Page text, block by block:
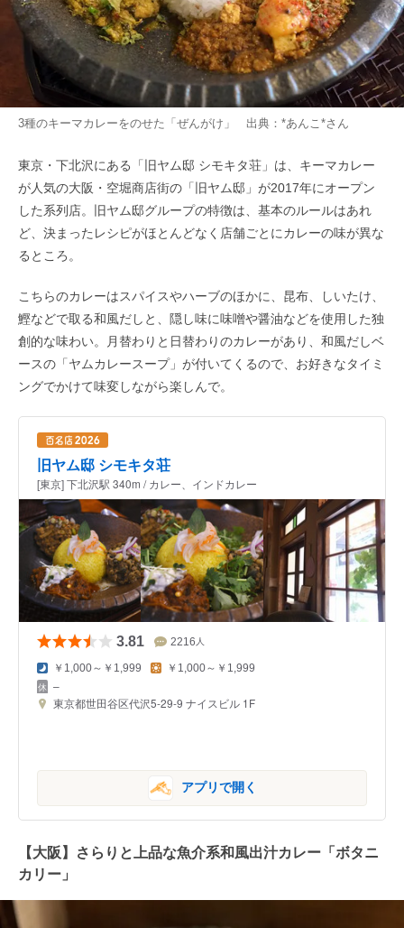
3種のキーマカレーをのせた「ぜんがけ」 出典： *あんこ*さん
東京・下北沢にある「旧ヤム邸 シモキタ荘」は、キーマカレー
が人気の大阪・空堀商店街の「旧ヤム邸」が2017年にオープン
した系列店。旧ヤム邸グループの特徴は、基本のルールはあれ
ど、決まったレシピがほとんどなく店舗ごとにカレーの味が異な
るところ。
こちらのカレーはスパイスやハーブのほかに、昆布、しいたけ、
鰹などで取る和風だしと、隠し味に味噌や醤油などを使用した独
創的な味わい。月替わりと日替わりのカレーがあり、和風だしベ
ースの「ヤムカレースープ」が付いてくるので、お好きなタイミ
ングでかけて味変しながら楽しんで。
旧ヤム邸 シモキタ荘
[東京] 下北沢駅 340m / カレー、インドカレー
3.81 2216 人
￥1,000～￥1,999 ￥1,000～￥1,999
–
東京都世田谷区代沢5-29-9 ナイスビル 1F
アプリで開く
【大阪】さらりと上品な魚介系和風出汁カレー「ボタニ
カリー」